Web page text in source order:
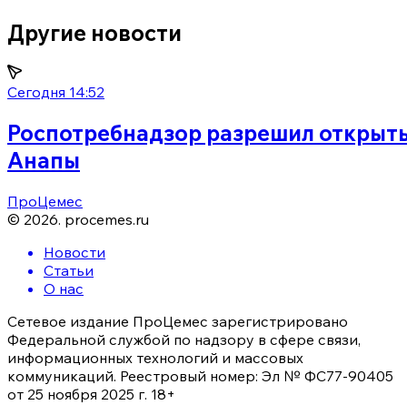
Другие новости
Сегодня 14:52
Роспотребнадзор разрешил
Анапы
ПроЦемес
© 2026. procemes.ru
Новости
Статьи
О нас
Сетевое издание ПроЦемес зарегистрировано
Федеральной службой по надзору в сфере связи,
информационных технологий и массовых
коммуникаций. Реестровый номер: Эл № ФС77-90405
от 25 ноября 2025 г. 18+